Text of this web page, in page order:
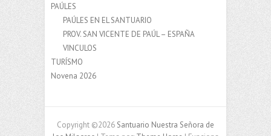
PAÚLES
PAÚLES EN EL SANTUARIO
PROV. SAN VICENTE DE PAÚL – ESPAÑA
VINCULOS
TURÍSMO
Novena 2026
Copyright ©2026 Santuario Nuestra Señora de